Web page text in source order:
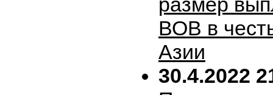
ВОВ в
Азии
30.4.2022